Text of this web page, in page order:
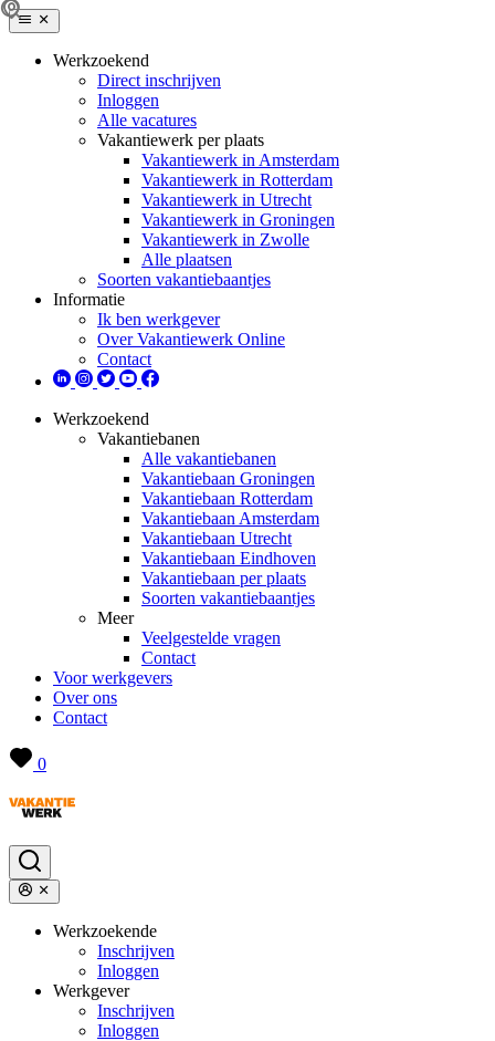
Werkzoekend
Direct inschrijven
Inloggen
Alle vacatures
Vakantiewerk per plaats
Vakantiewerk in Amsterdam
Vakantiewerk in Rotterdam
Vakantiewerk in Utrecht
Vakantiewerk in Groningen
Vakantiewerk in Zwolle
Alle plaatsen
Soorten vakantiebaantjes
Informatie
Ik ben werkgever
Over Vakantiewerk Online
Contact
Werkzoekend
Vakantiebanen
Alle vakantiebanen
Vakantiebaan Groningen
Vakantiebaan Rotterdam
Vakantiebaan Amsterdam
Vakantiebaan Utrecht
Vakantiebaan Eindhoven
Vakantiebaan per plaats
Soorten vakantiebaantjes
Meer
Veelgestelde vragen
Contact
Voor werkgevers
Over ons
Contact
0
Werkzoekende
Inschrijven
Inloggen
Werkgever
Inschrijven
Inloggen